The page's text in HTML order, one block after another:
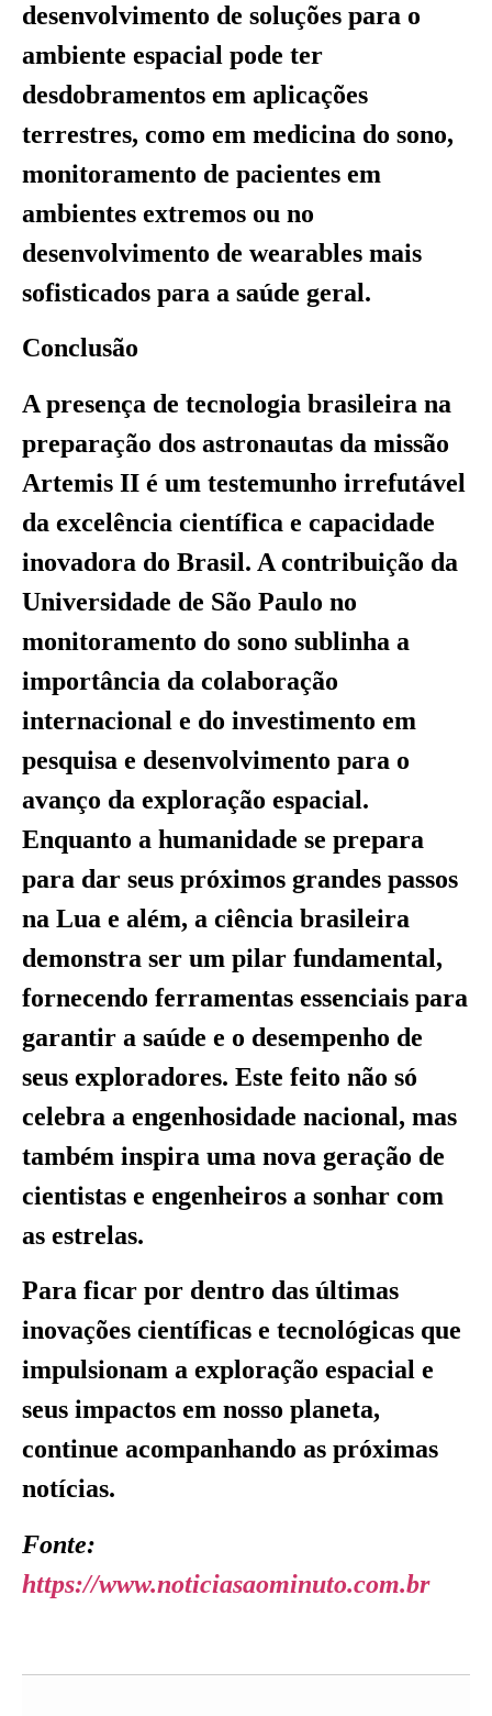
desenvolvimento de soluções para o
ambiente espacial pode ter
desdobramentos em aplicações
terrestres, como em medicina do sono,
monitoramento de pacientes em
ambientes extremos ou no
desenvolvimento de wearables mais
sofisticados para a saúde geral.
Conclusão
A presença de tecnologia brasileira na
preparação dos astronautas da missão
Artemis II é um testemunho irrefutável
da excelência científica e capacidade
inovadora do Brasil. A contribuição da
Universidade de São Paulo no
monitoramento do sono sublinha a
importância da colaboração
internacional e do investimento em
pesquisa e desenvolvimento para o
avanço da exploração espacial.
Enquanto a humanidade se prepara
para dar seus próximos grandes passos
na Lua e além, a ciência brasileira
demonstra ser um pilar fundamental,
fornecendo ferramentas essenciais para
garantir a saúde e o desempenho de
seus exploradores. Este feito não só
celebra a engenhosidade nacional, mas
também inspira uma nova geração de
cientistas e engenheiros a sonhar com
as estrelas.
Para ficar por dentro das últimas
inovações científicas e tecnológicas que
impulsionam a exploração espacial e
seus impactos em nosso planeta,
continue acompanhando as próximas
notícias.
Fonte:
https://www.noticiasaominuto.com.br